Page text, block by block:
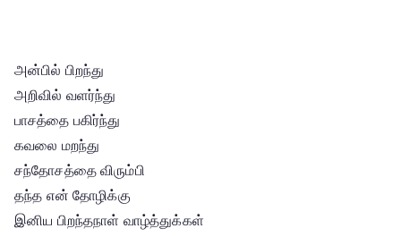
அன்பில் பிறந்து
அறிவில் வளர்ந்து
பாசத்தை பகிர்ந்து
கவலை மறந்து
சந்தோசத்தை விரும்பி
தந்த என் தோழிக்கு
இனிய பிறந்தநாள் வாழ்த்துக்கள்